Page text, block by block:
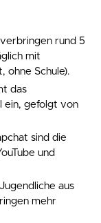
rund 5
mit
ohne Schule).
das
ein, gefolgt von
sind die
und
Jugendliche aus
mehr